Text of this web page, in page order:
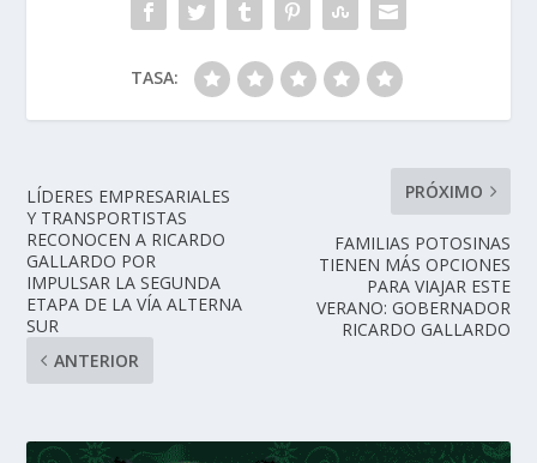
TASA:
LÍDERES EMPRESARIALES
Y TRANSPORTISTAS
RECONOCEN A RICARDO
GALLARDO POR
IMPULSAR LA SEGUNDA
ETAPA DE LA VÍA ALTERNA
SUR
ANTERIOR
PRÓXIMO
FAMILIAS POTOSINAS
TIENEN MÁS OPCIONES
PARA VIAJAR ESTE
VERANO: GOBERNADOR
RICARDO GALLARDO